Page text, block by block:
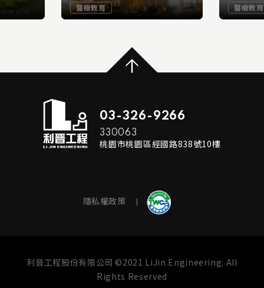
醫療教育
READ MORE
醫療教育
03-326-9266
330063
桃園市桃園區經國路838號10樓
隱私權政策
利晉工程股份有限公司 ©2021 LiJin Engineering. All
Rights Reserved